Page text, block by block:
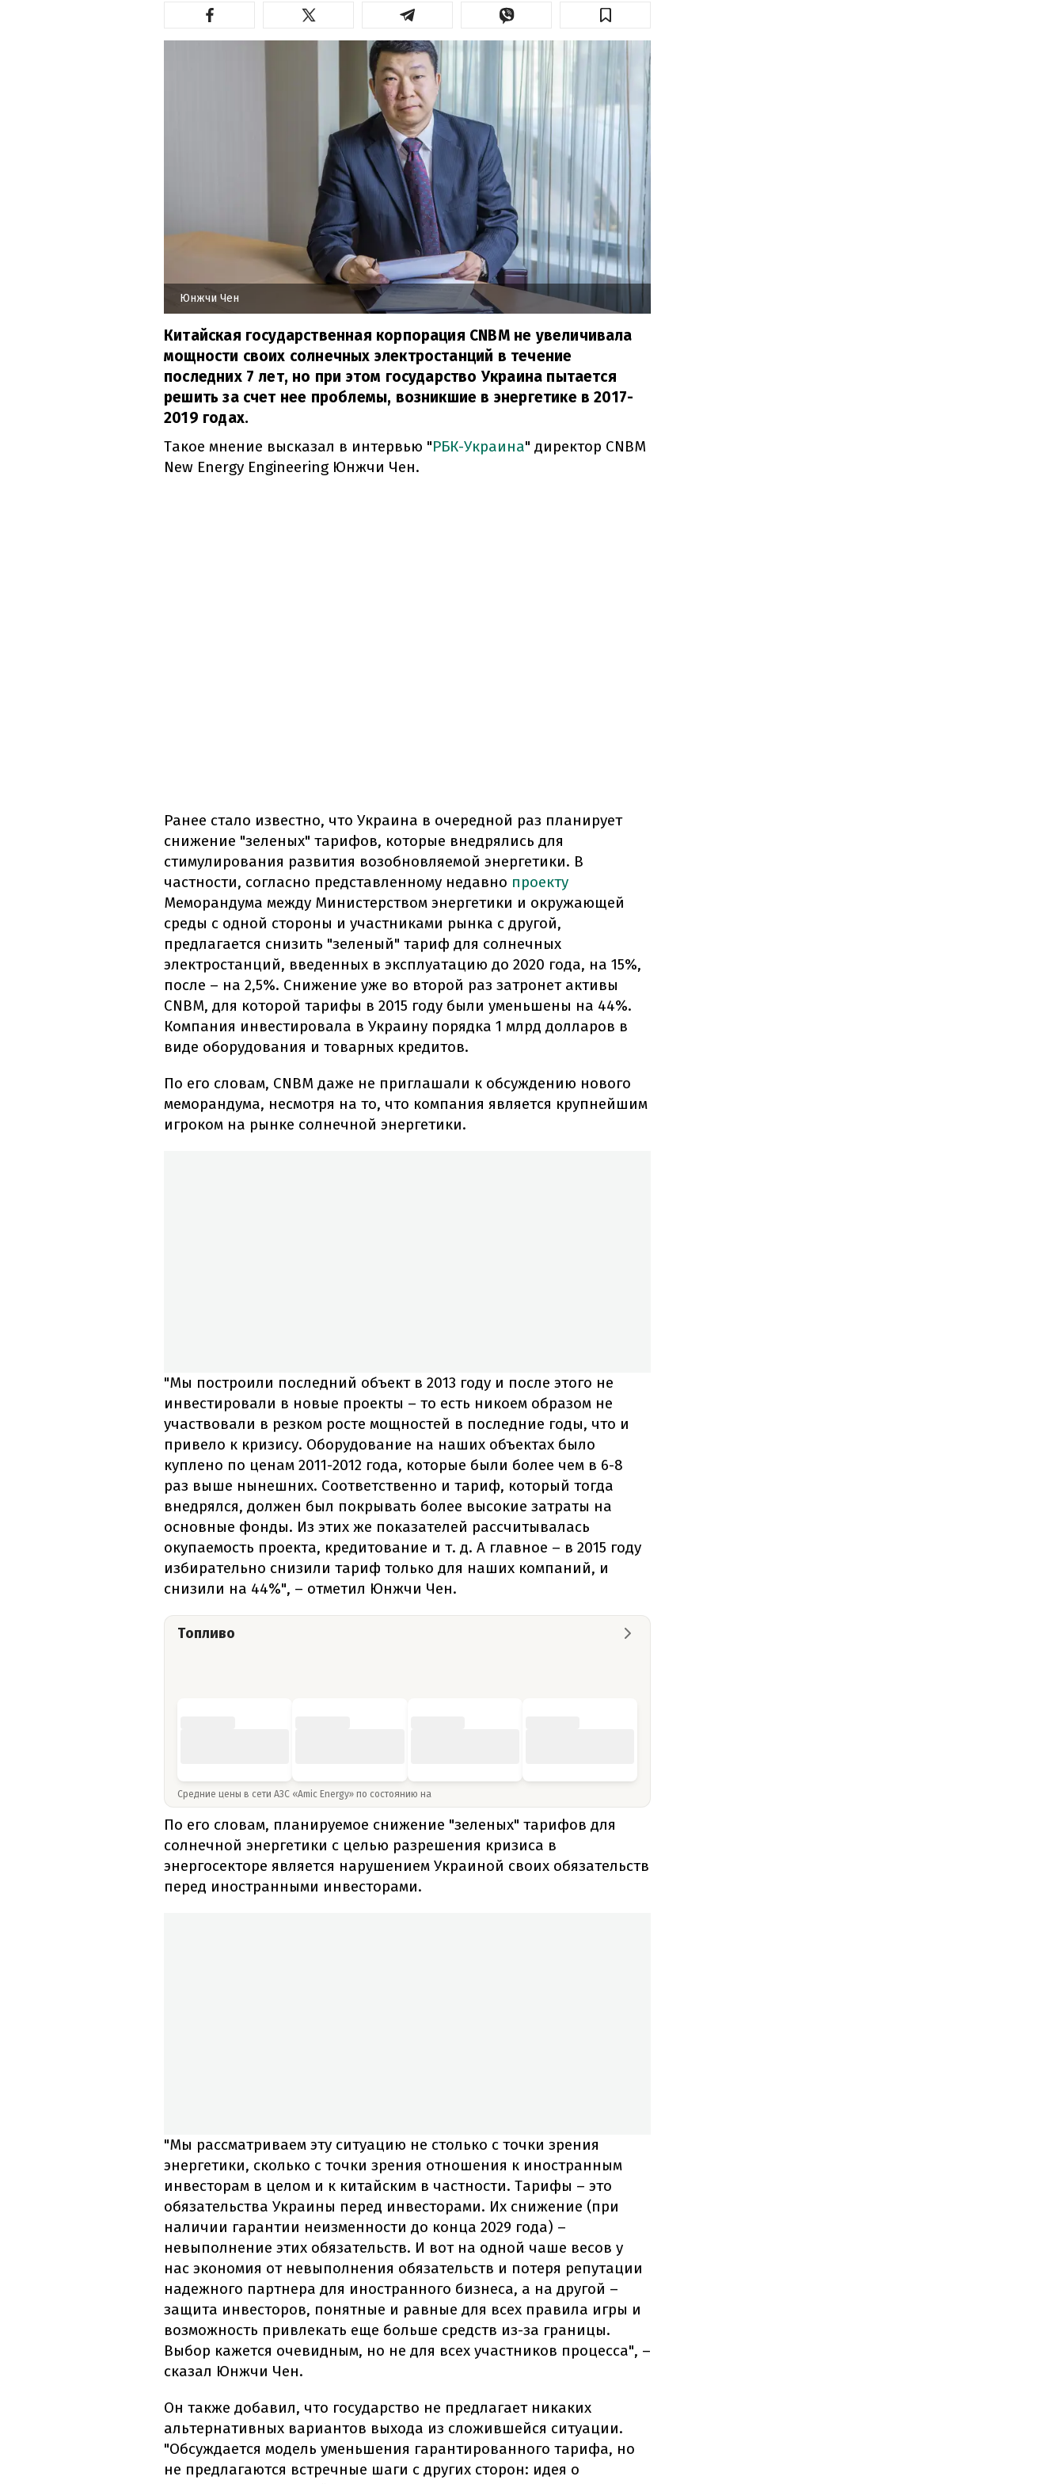
Юнжчи Чен
Китайская государственная корпорация CNBM не увеличивала
мощности своих солнечных электростанций в течение
последних 7 лет, но при этом государство Украина пытается
решить за счет нее проблемы, возникшие в энергетике в 2017-
2019 годах.
Такое мнение высказал в интервью "РБК-Украина" директор CNBM
New Energy Engineering Юнжчи Чен.
Ранее стало известно, что Украина в очередной раз планирует
снижение "зеленых" тарифов, которые внедрялись для
стимулирования развития возобновляемой энергетики. В
частности, согласно представленному недавно проекту
Меморандума между Министерством энергетики и окружающей
среды с одной стороны и участниками рынка с другой,
предлагается снизить "зеленый" тариф для солнечных
электростанций, введенных в эксплуатацию до 2020 года, на 15%,
после – на 2,5%. Снижение уже во второй раз затронет активы
CNBM, для которой тарифы в 2015 году были уменьшены на 44%.
Компания инвестировала в Украину порядка 1 млрд долларов в
виде оборудования и товарных кредитов.
По его словам, CNBM даже не приглашали к обсуждению нового
меморандума, несмотря на то, что компания является крупнейшим
игроком на рынке солнечной энергетики.
"Мы построили последний объект в 2013 году и после этого не
инвестировали в новые проекты – то есть никоем образом не
участвовали в резком росте мощностей в последние годы, что и
привело к кризису. Оборудование на наших объектах было
куплено по ценам 2011-2012 года, которые были более чем в 6-8
раз выше нынешних. Соответственно и тариф, который тогда
внедрялся, должен был покрывать более высокие затраты на
основные фонды. Из этих же показателей рассчитывалась
окупаемость проекта, кредитование и т. д. А главное – в 2015 году
избирательно снизили тариф только для наших компаний, и
снизили на 44%", – отметил Юнжчи Чен.
Топливо
Средние цены в сети АЗС «Amic Energy» по состоянию на
По его словам, планируемое снижение "зеленых" тарифов для
солнечной энергетики с целью разрешения кризиса в
энергосекторе является нарушением Украиной своих обязательств
перед иностранными инвесторами.
"Мы рассматриваем эту ситуацию не столько с точки зрения
энергетики, сколько с точки зрения отношения к иностранным
инвесторам в целом и к китайским в частности. Тарифы – это
обязательства Украины перед инвесторами. Их снижение (при
наличии гарантии неизменности до конца 2029 года) –
невыполнение этих обязательств. И вот на одной чаше весов у
нас экономия от невыполнения обязательств и потеря репутации
надежного партнера для иностранного бизнеса, а на другой –
защита инвесторов, понятные и равные для всех правила игры и
возможность привлекать еще больше средств из-за границы.
Выбор кажется очевидным, но не для всех участников процесса", –
сказал Юнжчи Чен.
Он также добавил, что государство не предлагает никаких
альтернативных вариантов выхода из сложившейся ситуации.
"Обсуждается модель уменьшения гарантированного тарифа, но
не предлагаются встречные шаги с других сторон: идея о